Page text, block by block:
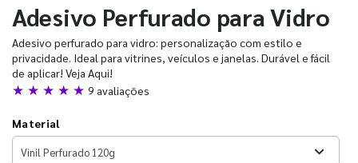
Adesivo Perfurado para Vidro
Adesivo perfurado para vidro: personalização com estilo e
privacidade. Ideal para vitrines, veículos e janelas. Durável e fácil
de aplicar! Veja Aqui!
★ ★ ★ ★ ★ 9 avaliações
Material